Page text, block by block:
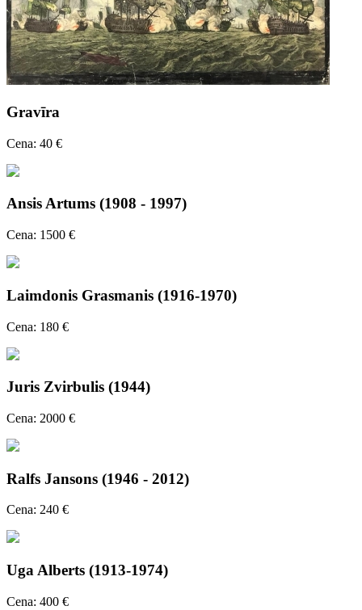
Gravīra
Cena: 40 €
Ansis Artums (1908 - 1997)
Cena: 1500 €
Laimdonis Grasmanis (1916-1970)
Cena: 180 €
Juris Zvirbulis (1944)
Cena: 2000 €
Ralfs Jansons (1946 - 2012)
Cena: 240 €
Uga Alberts (1913-1974)
Cena: 400 €